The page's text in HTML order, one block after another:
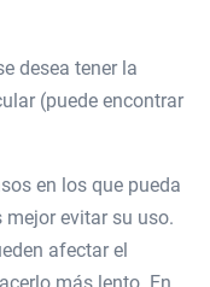
desea tener la
(puede encontrar
en los que pueda
mejor evitar su uso.
afectar el